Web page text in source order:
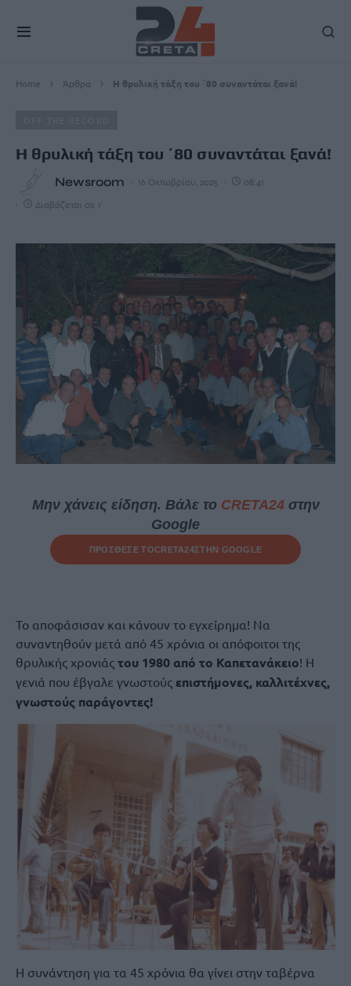
Home Άρθρα Η θρυλική τάξη του ΄80 συναντάται ξανά!
Η θρυλική τάξη του ΄80 συναντάται ξανά!
Newsroom 16 Οκτωβρίου, 2025 08:41
Διαβάζεται σε 1'
Μην χάνεις είδηση. Βάλε το CRETA24στην
Google
ΠΡΟΣΘΕΣΕ ΤΟCRETA24ΣΤΗΝ GOOGLE
Το αποφάσισαν και κάνουν το εγχείρημα! Να
συναντηθούν μετά από 45 χρόνια οι απόφοιτοι της
θρυλικής χρονιάς του 1980 από το Καπετανάκειο! Η
γενιά που έβγαλε γνωστούς επιστήμονες, καλλιτέχνες,
γνωστούς παράγοντες!
Η συνάντηση για τα 45 χρόνια θα γίνει στην ταβέρνα